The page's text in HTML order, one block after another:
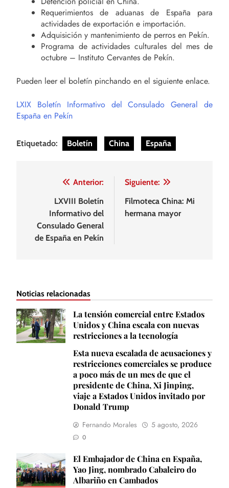
Requerimientos de aduanas de España para
actividades de exportación e importación.
Adquisición y mantenimiento de perros en Pekín.
Programa de actividades culturales del mes de
octubre – Instituto Cervantes de Pekín.
Pueden leer el boletín pinchando en el siguiente enlace.
LXIX Boletín Informativo del Consulado General de
España en Pekín
Etiquetado: Boletín China España
Navegación
entradas
Anterior:
LXVIII Boletín
Informativo del
Consulado General
de España en Pekín
Siguiente:
Filmoteca China: Mi
hermana mayor
Noticias relacionadas
La tensión comercial entre Estados
Unidos y China escala con nuevas
restricciones a la tecnología
Esta nueva escalada de acusaciones y
restricciones comerciales se produce
a poco más de un mes de que el
presidente de China, Xi Jinping,
viaje a Estados Unidos invitado por
Donald Trump
Fernando Morales 5 agosto, 2026
0
El Embajador de China en España,
Yao Jing, nombrado Cabaleiro do
Albariño en Cambados